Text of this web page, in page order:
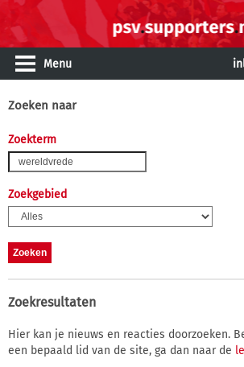
Menu
Zoeken naar
Zoekterm
Zoekgebied
Zoekresultaten
Hier kan je nieuws en reacties doorzoeken.
een bepaald lid van de site, ga dan naar de